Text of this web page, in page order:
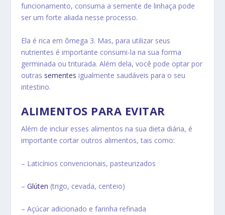
funcionamento, consuma a semente de linhaça pode
ser um forte aliada nesse processo.
Ela é rica em ômega 3. Mas, para utilizar seus
nutrientes é importante consumi-la na sua forma
germinada ou triturada. Além dela, você pode optar por
outras sementes igualmente saudáveis para o seu
intestino.
ALIMENTOS PARA EVITAR
Além de incluir esses alimentos na sua dieta diária, é
importante cortar outros alimentos, tais como:
– Laticínios convencionais, pasteurizados
–Glúten (trigo, cevada, centeio)
– Açúcar adicionado e farinha refinada